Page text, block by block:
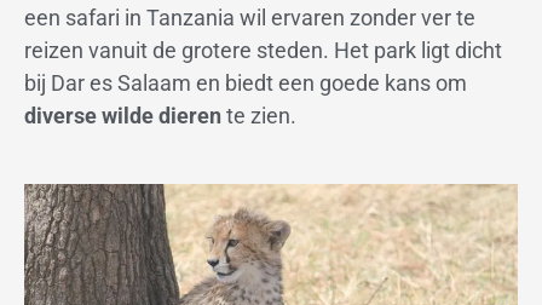
een safari in Tanzania wil ervaren zonder ver te
reizen vanuit de grotere steden. Het park ligt dicht
bij Dar es Salaam en biedt een goede kans om
diverse wilde dieren te zien.